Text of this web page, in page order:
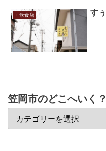
・飲食店 す
笠岡市のどこへいく？